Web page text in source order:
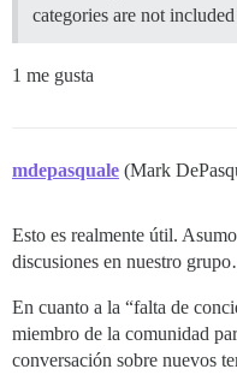
categories are not
1 me gusta
mdepasquale (Mark
Esto es realmente útil.
discusiones en nuestro
En cuanto a la “falta de
miembro de la comunidad
conversación sobre nuevos